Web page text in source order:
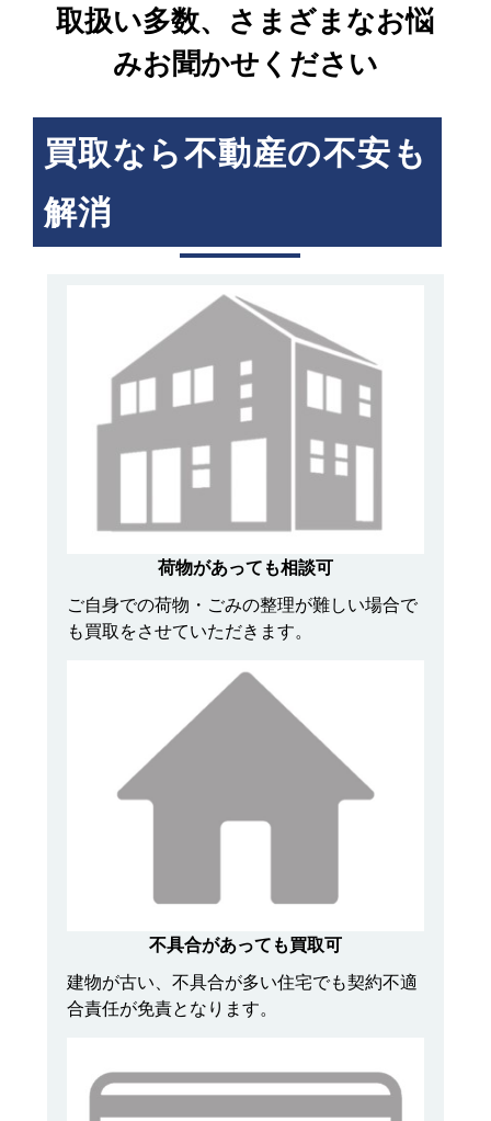
取扱い多数、さまざまなお悩
みお聞かせください
買取なら不動産の不安も
解消
荷物があっても相談可
ご自身での荷物・ごみの整理が難しい場合で
も買取をさせていただきます。
不具合があっても買取可
建物が古い、不具合が多い住宅でも契約不適
合責任が免責となります。